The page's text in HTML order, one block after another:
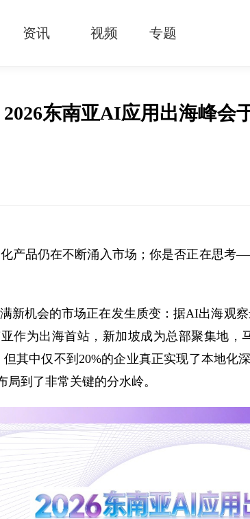
资讯 视频 专题
东南亚AI应用出海峰会
产品仍在不断涌入市场；你是否正在思考
新机会的市场正在发生质变：据AI出海观
作为出海首站，新加坡成为总部聚集地，
其中仅不到20%的企业真正实现了本地化
局到了非常关键的分水岭。